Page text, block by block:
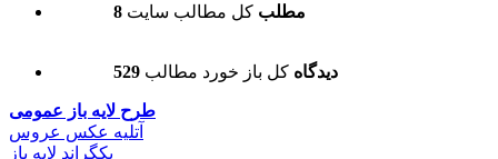
8 مطلب کل مطالب سایت
529 دیدگاه کل باز خورد مطالب
طرح لایه باز عمومی
آتلیه عکس عروس
بکگراند لایه باز